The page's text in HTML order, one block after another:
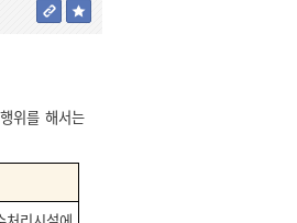
위를 해서는